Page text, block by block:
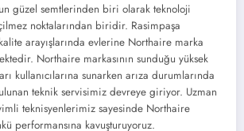
güzel semtlerinden biri olarak teknoloji
noktalarından biridir. Rasimpaşa
arayışlarında evlerine Northaire marka
Northaire markasının sunduğu yüksek
kullanıcılarına sunarken arıza durumlarında
teknik servisimiz devreye giriyor. Uzman
teknisyenlerimiz sayesinde Northaire
performansına kavuşturuyoruz.